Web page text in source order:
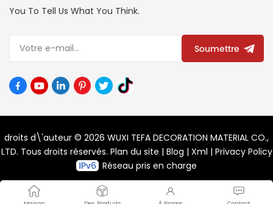
You To Tell Us What You Think.
Soumettre
droits d\'auteur © 2026 WUXI TEFA DECORATION MATERIAL CO.,
LTD. Tous droits réservés. Plan du site | Blog | Xml | Privacy Policy
Réseau pris en charge